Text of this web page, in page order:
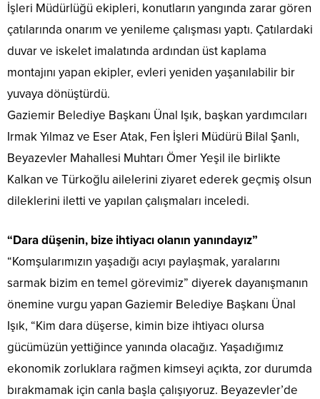
İşleri Müdürlüğü ekipleri, konutların yangında zarar gören
çatılarında onarım ve yenileme çalışması yaptı. Çatılardaki
duvar ve iskelet imalatında ardından üst kaplama
montajını yapan ekipler, evleri yeniden yaşanılabilir bir
yuvaya dönüştürdü.
Gaziemir Belediye Başkanı Ünal Işık, başkan yardımcıları
Irmak Yılmaz ve Eser Atak, Fen İşleri Müdürü Bilal Şanlı,
Beyazevler Mahallesi Muhtarı Ömer Yeşil ile birlikte
Kalkan ve Türkoğlu ailelerini ziyaret ederek geçmiş olsun
dileklerini iletti ve yapılan çalışmaları inceledi.
“Dara düşenin, bize ihtiyacı olanın yanındayız”
“Komşularımızın yaşadığı acıyı paylaşmak, yaralarını
sarmak bizim en temel görevimiz” diyerek dayanışmanın
önemine vurgu yapan Gaziemir Belediye Başkanı Ünal
Işık, “Kim dara düşerse, kimin bize ihtiyacı olursa
gücümüzün yettiğince yanında olacağız. Yaşadığımız
ekonomik zorluklara rağmen kimseyi açıkta, zor durumda
bırakmamak için canla başla çalışıyoruz. Beyazevler’de